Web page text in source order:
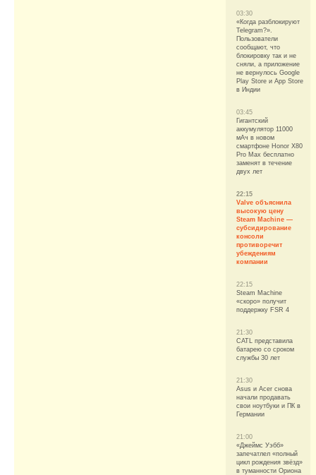
03:30
«Когда разблокируют
Telegram?».
Пользователи
сообщают, что
блокировку так и не
сняли, а приложение
не вернулось Google
Play Store и App Store
в Индии
03:45
Гигантский
аккумулятор 11000
мАч в новом
смартфоне Honor X80
Pro Max бесплатно
заменят в течение
двух лет
22:15
Valve объяснила
высокую цену
Steam Machine —
субсидирование
консоли
противоречит
убеждениям
компании
22:15
Steam Machine
«скоро» получит
поддержку FSR 4
21:30
CATL представила
батарею со сроком
службы 30 лет
21:30
Asus и Acer снова
начали продавать
свои ноутбуки и ПК в
Германии
21:00
«Джеймс Уэбб»
запечатлел «полный
цикл рождения звёзд»
в туманности Ориона